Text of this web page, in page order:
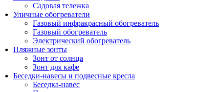
Садовая тележка
Уличные обогреватели
Газовый инфракрасный обогреватель
Газовый обогреватель
Электрический обогреватель
Пляжные зонты
Зонт от солнца
Зонт для кафе
Беседки-навесы и подвесные кресла
Беседка-навес